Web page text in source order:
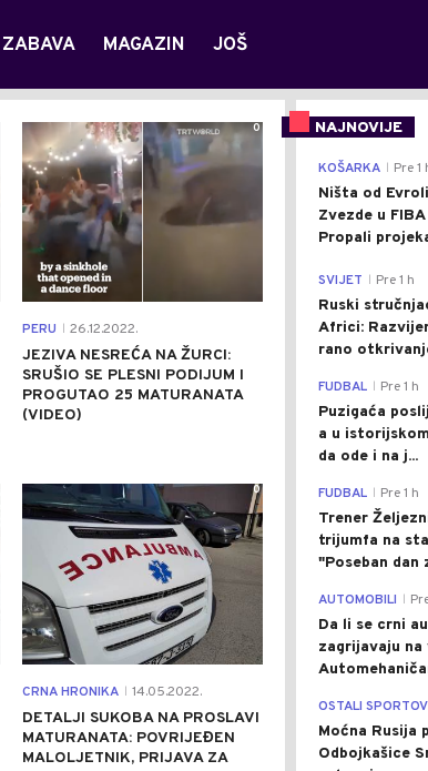
ZABAVA MAGAZIN JOŠ
PERU 26.12.2022.
JEZIVA NESREĆA NA ŽURCI:
SRUŠIO SE PLESNI PODIJUM I
PROGUTAO 25 MATURANATA
(VIDEO)
0
CRNA HRONIKA 14.05.2022.
DETALJI SUKOBA NA PROSLAVI
MATURANATA: POVRIJEĐEN
MALOLJETNIK, PRIJAVA ZA
0
NAJNOVIJE
KOŠARKA Pre 1
Ništa od
Zvezde u
Propali
SVIJET Pre 1 h
Ruski
Africi:
rano
FUDBAL Pre 1 h
Puzigaća
a u
da ode i na j...
FUDBAL Pre 1 h
Trener
trijumfa na
"Poseban dan
AUTOMOBILI
Da li se crni
zagrijavaju na
OSTALI
Moćna Rusija
Odbojkašice